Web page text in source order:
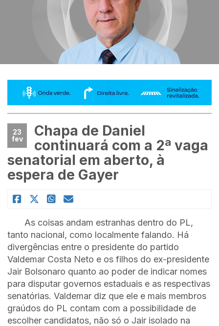
23
fev
Chapa de Daniel
continuará com a 2ª vaga
senatorial em aberto, à
espera de Gayer
As coisas andam estranhas dentro do PL,
tanto nacional, como localmente falando. Há
divergências entre o presidente do partido
Valdemar Costa Neto e os filhos do ex-presidente
Jair Bolsonaro quanto ao poder de indicar nomes
para disputar governos estaduais e as respectivas
senatórias. Valdemar diz que ele e mais membros
graúdos do PL contam com a possibilidade de
escolher candidatos, não só o Jair isolado na